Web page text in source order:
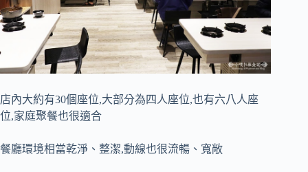
店內大約有30個座位,大部分為四人座位,也有六八人座
位,家庭聚餐也很適合
餐廳環境相當乾淨、整潔,動線也很流暢、寬敞